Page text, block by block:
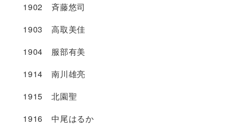
1902 斉藤悠司
1903 高取美佳
1904 服部有美
1914 南川雄亮
1915 北園聖
1916 中尾はるか